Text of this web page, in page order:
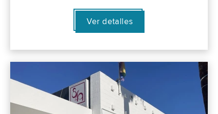
Ver detalles